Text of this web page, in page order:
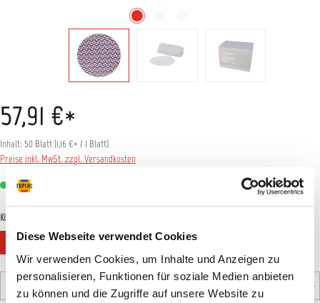
Diese Webseite verwendet Cookies
Wir verwenden Cookies, um Inhalte und Anzeigen zu
personalisieren, Funktionen für soziale Medien anbieten
zu können und die Zugriffe auf unsere Website zu
57,91 €*
Inhalt: 50 Blatt(1,16 €* / 1 Blatt)
Preise inkl. MwSt. zzgl. Versandkosten
Sofort verfügbar, Lieferzeit: 1-3 Tage
Körnung
P80+ P150+ P180+ P220+
Produkt Anzahl: Gib den gewünschten Wert ein oder
Rolle